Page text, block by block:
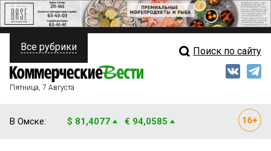
ПОЛИТИКА
ФИНАНСЫ
Свежий выпуск
Все рубрики Поиск по сайту
Пятница, 7 Августа
В Омске: $ 81,4077 € 94,0585